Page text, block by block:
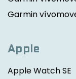
Garmin
Apple
Apple Watch SE